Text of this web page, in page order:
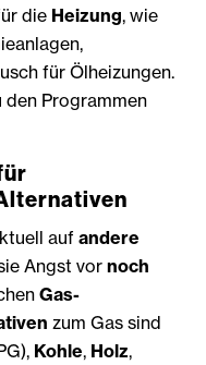
die Heizung, wie
für Ölheizungen.
Programmen
auf andere
Angst vor noch
Gas-
zum Gas sind
Kohle, Holz,